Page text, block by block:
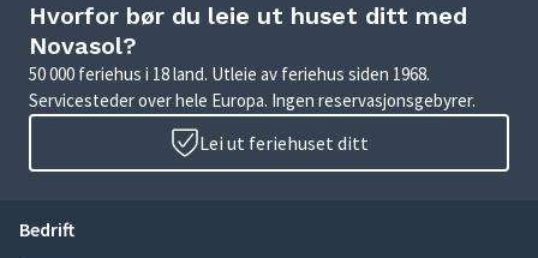
Hvorfor bør du leie ut huset ditt med
Novasol?
50 000 feriehus i 18 land. Utleie av feriehus siden 1968.
Servicesteder over hele Europa. Ingen reservasjonsgebyrer.
Lei ut feriehuset ditt
Bedrift